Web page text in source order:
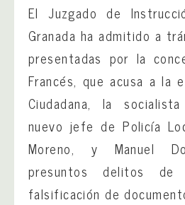
El Juzgado de
Granada ha admitido a
presentadas por la
Francés, que acusa a la
Ciudadana, la
nuevo jefe de Policía
Moreno, y Manuel
presuntos delitos de
falsificación de